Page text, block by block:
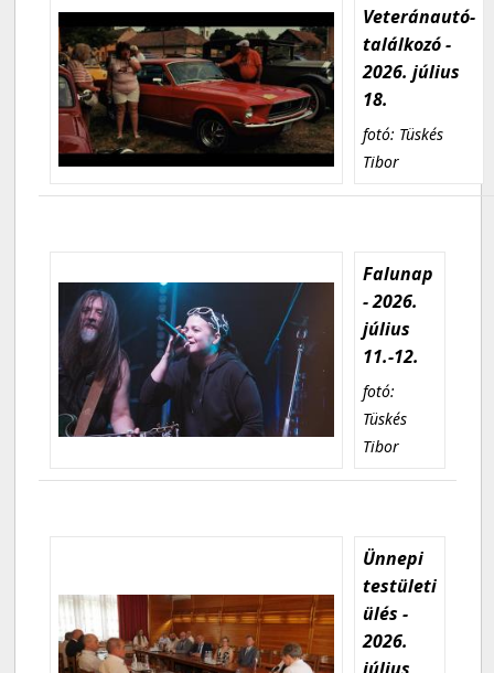
Veteránautó-
találkozó -
2026. július
18.
fotó: Tüskés
Tibor
Falunap
- 2026.
július
11.-12.
fotó:
Tüskés
Tibor
Ünnepi
testületi
ülés -
2026.